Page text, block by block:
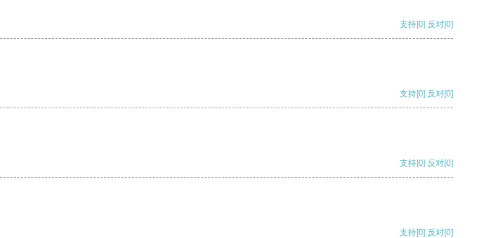
支持[0] 反对[0]
支持[0] 反对[0]
支持[0] 反对[0]
支持[0] 反对[0]